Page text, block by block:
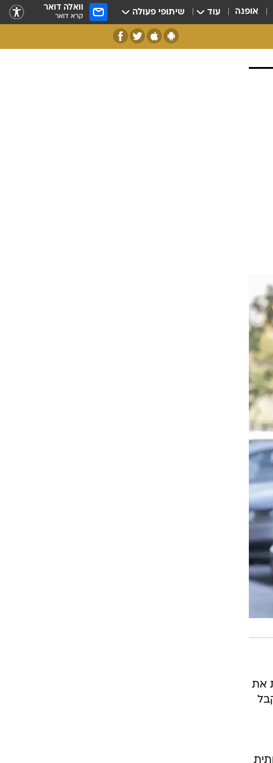
אופנה עוד שיתופי פעולה וואלה דואר
קרא דואר